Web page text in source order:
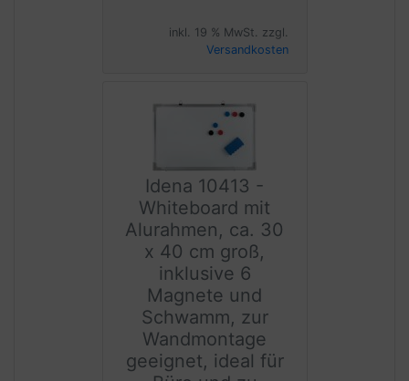
inkl. 19 % MwSt. zzgl.
Versandkosten
Idena 10413 -
Whiteboard mit
Alurahmen, ca. 30
x 40 cm groß,
inklusive 6
Magnete und
Schwamm, zur
Wandmontage
geeignet, ideal für